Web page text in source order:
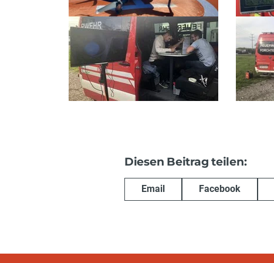
Diesen Beitrag teilen:
Email Facebook